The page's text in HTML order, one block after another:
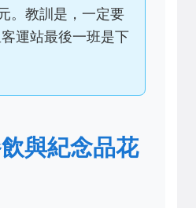
。教訓是，一定要
運站最後一班是下
與紀念品花